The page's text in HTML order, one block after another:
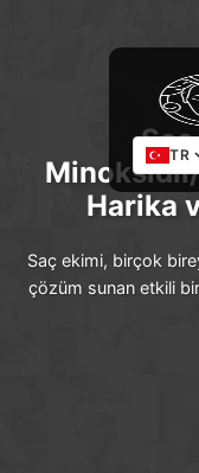
TR
Saç
Minoksidil/
Harika
Saç ekimi, birçok
çözüm sunan etkili